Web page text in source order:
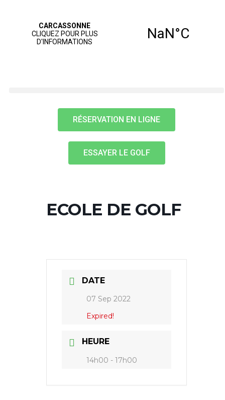
RÉSERVATION EN LIGNE
ESSAYER LE GOLF
ECOLE DE GOLF
DATE
07 Sep 2022
Expired!
HEURE
14h00 - 17h00